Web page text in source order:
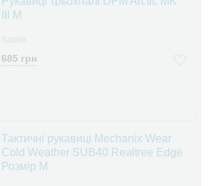
III М
685 грн
Тактичні рукавиці Mechanix Wear
Cold Weather SUB40 Realtree Edge
Розмір М